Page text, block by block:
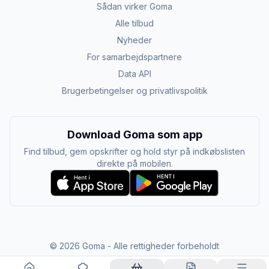
Sådan virker Goma
Alle tilbud
Nyheder
For samarbejdspartnere
Data API
Brugerbetingelser og privatlivspolitik
Download Goma som app
Find tilbud, gem opskrifter og hold styr på indkøbslisten
direkte på mobilen.
© 2026 Goma - Alle rettigheder forbeholdt